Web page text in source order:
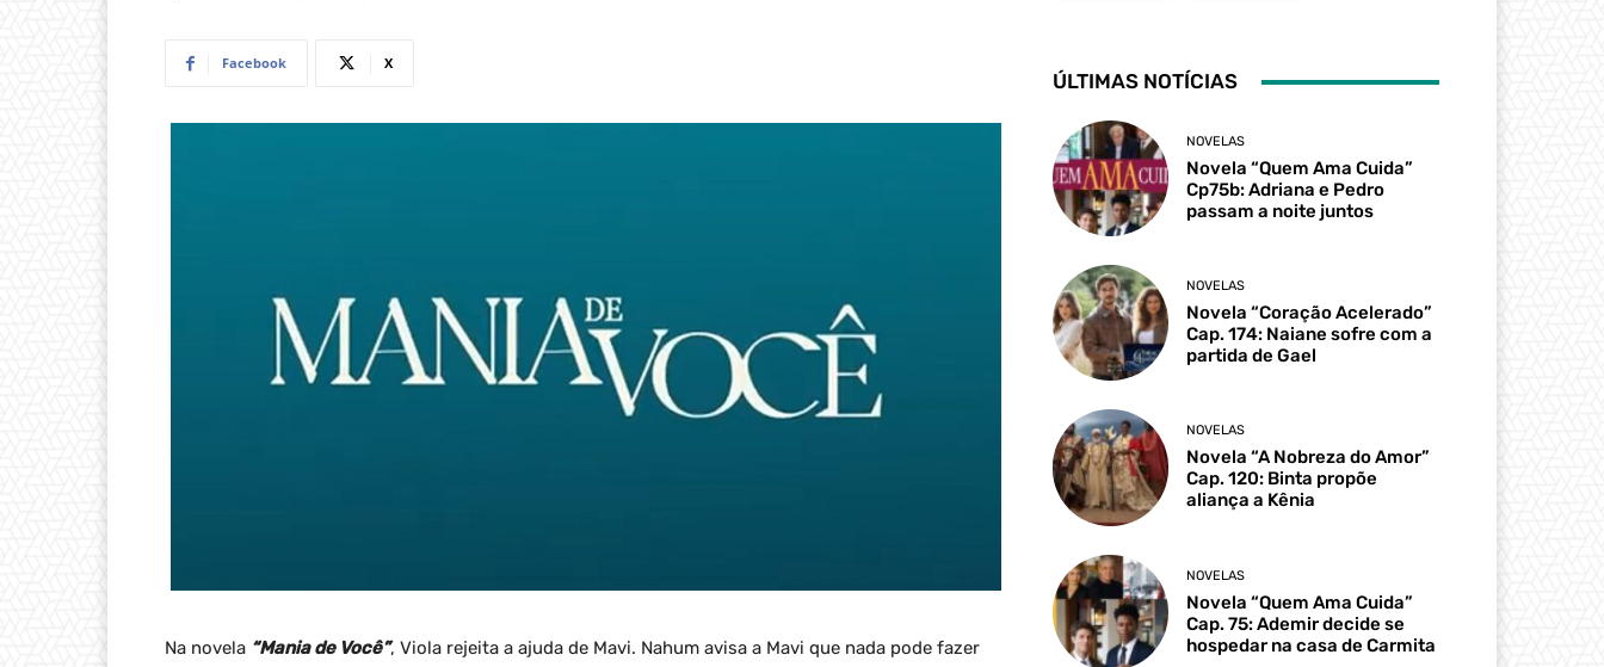
Facebook X
Na novela “Mania de Você”, Viola rejeita a ajuda de Mavi. Nahum avisa a Mavi que nada pode fazer
ÚLTIMAS NOTÍCIAS
NOVELAS
Novela “Quem Ama Cuida”
Cp75b: Adriana e Pedro
passam a noite juntos
NOVELAS
Novela “Coração Acelerado”
Cap. 174: Naiane sofre com a
partida de Gael
NOVELAS
Novela “A Nobreza do Amor”
Cap. 120: Binta propõe
aliança a Kênia
NOVELAS
Novela “Quem Ama Cuida”
Cap. 75: Ademir decide se
hospedar na casa de Carmita